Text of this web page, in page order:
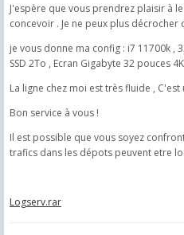
J'espère que vous prendrez plaisir à
concevoir . Je ne peux plus décrocher
je vous donne ma config : i7 11700k ,
SSD 2To , Ecran Gigabyte 32 pouces
La ligne chez moi est très fluide , C'est
Bon service à vous !
Il est possible que vous soyez
trafics dans les dépots peuvent etre
Logserv.rar